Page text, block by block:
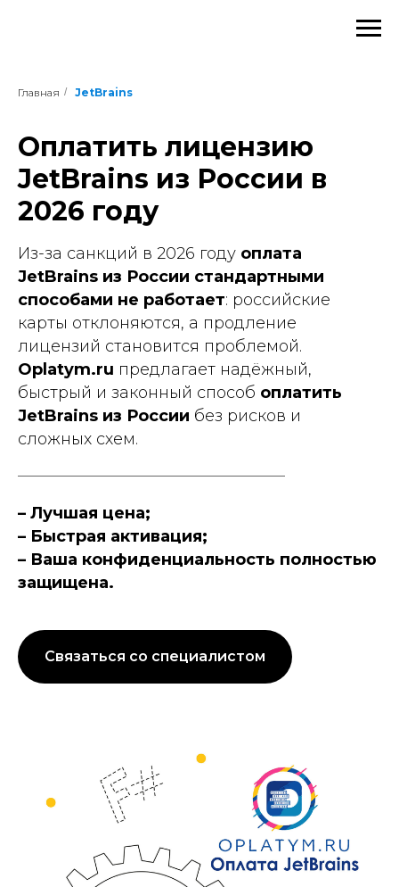
Главная / JetBrains
Оплатить лицензию
JetBrains из России в
2026 году
Из-за санкций в 2026 году оплата
JetBrains из России стандартными
способами не работает: российские
карты отклоняются, а продление
лицензий становится проблемой.
Oplatym.ru предлагает надёжный,
быстрый и законный способ оплатить
JetBrains из России без рисков и
сложных схем.
– Лучшая цена;
– Быстрая активация;
– Ваша конфиденциальность полностью
защищена.
Связаться со специалистом